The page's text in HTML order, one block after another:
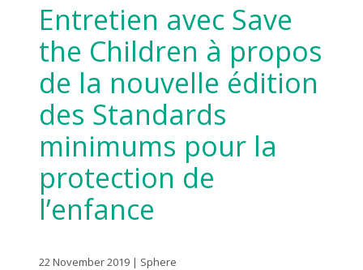
Entretien avec Save
the Children à propos
de la nouvelle édition
des Standards
minimums pour la
protection de
l’enfance
22 November 2019 | Sphere